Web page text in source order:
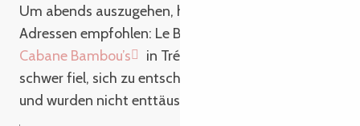
Um abends auszugehen, hatten wir ihnen zwei
Adressen empfohlen: Le Barn’s in Lannion und La
Cabane Bambou’s
in Trébeurden. Da es ihnen zu
schwer fiel, sich zu entscheiden, testeten sie beide
und wurden nicht enttäuscht.